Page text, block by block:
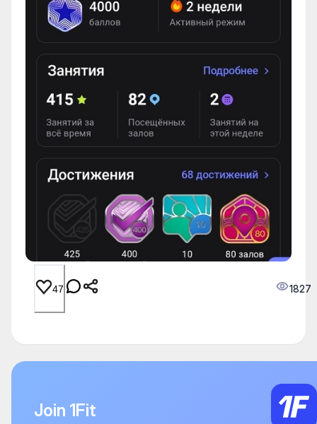
47 1827
Join 1Fit